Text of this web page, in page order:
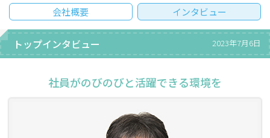
会社概要 インタビュー
トップインタビュー 2023年7月6日
社員がのびのびと活躍できる環境を